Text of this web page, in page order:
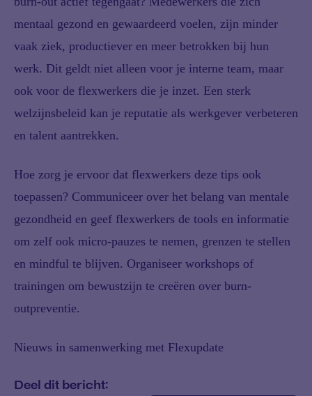
mentaal gezond en gewaardeerd voelen, zijn minder
vaak ziek, productiever en meer betrokken bij hun
werk. Dit geldt niet alleen voor je interne team, maar
ook voor de flexwerkers die je inzet. Een sterk
welzijnsbeleid kan je reputatie als werkgever verbeteren
en talent aantrekken.
Hoe zorg je ervoor dat flexwerkers deze tips ook
toepassen? Communiceer over het belang van mentale
gezondheid en geef flexwerkers de tools en informatie
om zelf ook micro-pauzes te nemen, grenzen te stellen
en mindful te blijven. Organiseer workshops of
trainingen om bewustzijn te creëren over burn-
outpreventie.
Nieuws in samenwerking met Flexupdate
Deel dit bericht: